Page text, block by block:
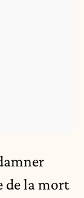
de la mort